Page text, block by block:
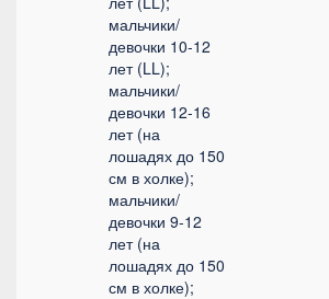
мальчики/
девочки 10-12
лет (LL);
мальчики/
девочки 12-16
лет (на
лошадях до 150
см в холке);
мальчики/
девочки 9-12
лет (на
лошадях до 150
см в холке);